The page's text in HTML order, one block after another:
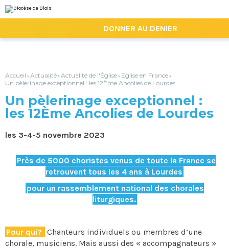
au
contenu.
la
personnels
DONNER AU DENIER
Accueil › Actualité› Actualité de l'Église› Eglise en France›
Un pèlerinage exceptionnel : les 12Ème Ancolies de Lourdes
Un pèlerinage exceptionnel :
les 12Ème Ancolies de Lourdes
les 3-4-5 novembre 2023
Près de 5000 choristes venus de toute la France se
retrouvent tous les 4 ans à Lourdes
pour un rassemblement national des chorales
liturgiques.
Pour qui? Chanteurs individuels ou membres d’une
chorale, musiciens. Mais aussi des « accompagnateurs »